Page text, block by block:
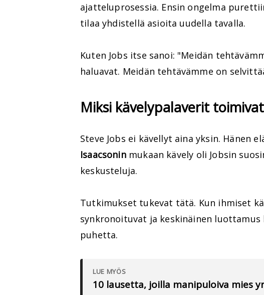
ajatteluprosessia. Ensin ongelma
tilaa yhdistellä asioita uudella tavalla.
Kuten Jobs itse sanoi: "Meidän
haluavat. Meidän tehtävämme on
Miksi kävelypalaverit toimivat
Steve Jobs ei kävellyt aina yksin. Hänen
Isaacsoninmukaan kävely oli Jobsin
keskusteluja.
Tutkimukset tukevat tätä. Kun ihmiset
synkronoituvat ja keskinäinen
puhetta.
LUE MYÖS
10 lausetta, joilla manipuloiva mies